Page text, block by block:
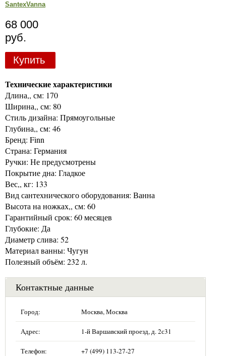
SantexVanna
68 000
руб.
Купить
Технические характеристики
Длина,, см: 170
Ширина,, см: 80
Стиль дизайна: Прямоугольные
Глубина,, см: 46
Бренд: Finn
Страна: Германия
Ручки: Не предусмотрены
Покрытие дна: Гладкое
Вес,, кг: 133
Вид сантехнического оборудования: Ванна
Высота на ножках,, см: 60
Гарантийный срок: 60 месяцев
Глубокие: Да
Диаметр слива: 52
Материал ванны: Чугун
Полезный объём: 232 л.
Контактные данные
Город: Москва, Москва
Адрес: 1-й Варшавский проезд, д. 2с31
Телефон: +7 (499) 113-27-27